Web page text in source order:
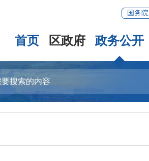
国务院
首页 区政府 政务公开